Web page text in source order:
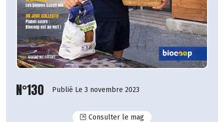
N°130 Publié Le 3 novembre 2023
Consulter le magN°130